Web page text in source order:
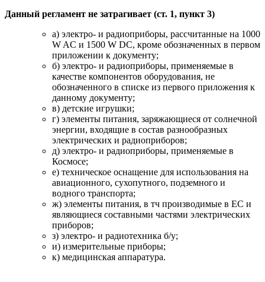
Данный регламент не затрагивает (ст. 1, пункт 3)
а) электро- и радиоприборы, рассчитанные на 1000
W AC и 1500 W DC, кроме обозначенных в первом
приложении к документу;
б) электро- и радиоприборы, применяемые в
качестве компонентов оборудования, не
обозначенного в списке из первого приложения к
данному документу;
в) детские игрушки;
г) элементы питания, заряжающиеся от солнечной
энергии, входящие в состав разнообразных
электрических и радиоприборов;
д) электро- и радиоприборы, применяемые в
Космосе;
е) техническое оснащение для использования на
авиационного, сухопутного, подземного и
водного транспорта;
ж) элементы питания, в тч производимые в ЕС и
являющиеся составными частями электрических
приборов;
з) электро- и радиотехника б/у;
и) измерительные приборы;
к) медицинская аппаратура.